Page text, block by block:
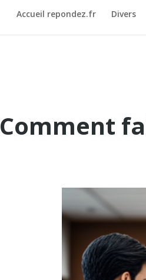
Accueil repondez.fr Divers
Comment